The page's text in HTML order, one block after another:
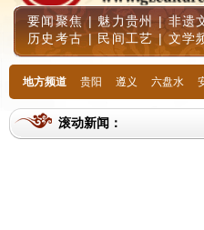
要闻聚焦| 魅力贵州|非遗
历史考古 | 民间工艺 |文学
地方频道 贵阳 遵义 六盘水
滚动新闻：